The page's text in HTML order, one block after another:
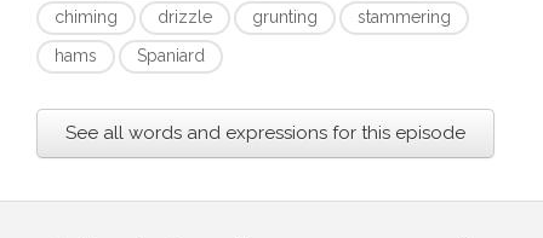
chiming
drizzle grunting
stammering
hams
Spaniard
See all words and expressions for this episode